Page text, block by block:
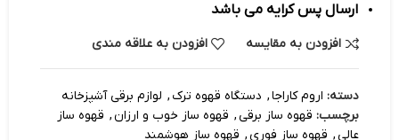
ارسال پس کرایه می باشد
افزودن به مقایسه افزودن به علاقه مندی
دسته: اروم کاراجا, دستگاه قهوه ترک , لوازم برقی آشپزخانه
برچسب: قهوه‌ ساز برقی, قهوه ساز خوب و ارزان, قهوه ساز
عالی, قهوه ساز فوری, قهوه ساز هوشمند